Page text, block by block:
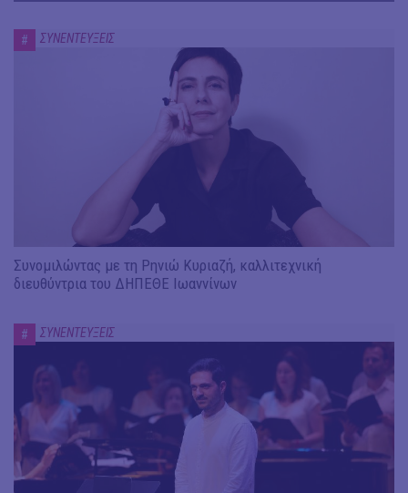
# ΣΥΝΕΝΤΕΥΞΕΙΣ
Συνομιλώντας με τη Ρηνιώ Κυριαζή, καλλιτεχνική
διευθύντρια του ΔΗΠΕΘΕ Ιωαννίνων
# ΣΥΝΕΝΤΕΥΞΕΙΣ